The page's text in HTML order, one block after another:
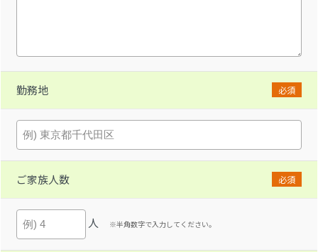
勤務地 必須
ご家族人数 必須
人 ※半角数字で入力してください。